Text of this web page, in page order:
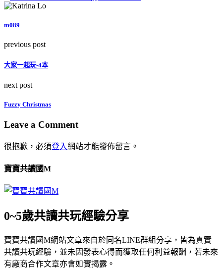
m089
previous post
大家一起玩-4本
next post
Fuzzy Christmas
Leave a Comment
很抱歉，必須登入網站才能發佈留言。
寶寶共讀國M
0~5歲共讀共玩經驗分享
寶寶共讀國M網站文章來自於同名LINE群組分享，皆為真實
共讀共玩經驗，並未因發表心得而獲取任何利益報酬，若未來
有廠商合作文章亦會如實揭露。